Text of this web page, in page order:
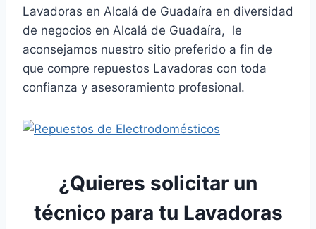
Lavadoras en Alcalá de Guadaíra en diversidad
de negocios en Alcalá de Guadaíra, le
aconsejamos nuestro sitio preferido a fin de
que compre repuestos Lavadoras con toda
confianza y asesoramiento profesional.
¿Quieres solicitar un
técnico para tu Lavadoras